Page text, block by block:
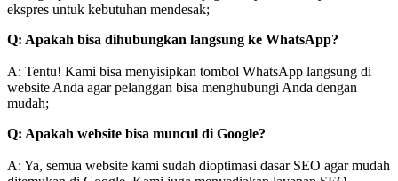
ekspres untuk kebutuhan mendesak;
Q: Apakah bisa dihubungkan langsung ke WhatsApp?
A: Tentu! Kami bisa menyisipkan tombol WhatsApp langsung di
website Anda agar pelanggan bisa menghubungi Anda dengan
mudah;
Q: Apakah website bisa muncul di Google?
A: Ya, semua website kami sudah dioptimasi dasar SEO agar mudah